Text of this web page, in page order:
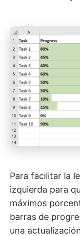
Para facilitar la
izquierda para
máximos
barras de
una